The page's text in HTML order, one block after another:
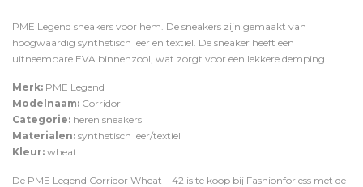
PME Legend sneakers voor hem. De sneakers zijn gemaakt van
hoogwaardig synthetisch leer en textiel. De sneaker heeft een
uitneembare EVA binnenzool, wat zorgt voor een lekkere demping.
Merk: PME Legend
Modelnaam: Corridor
Categorie: heren sneakers
Materialen: synthetisch leer/textiel
Kleur: wheat
De PME Legend Corridor Wheat – 42 is te koop bij Fashionforless met de